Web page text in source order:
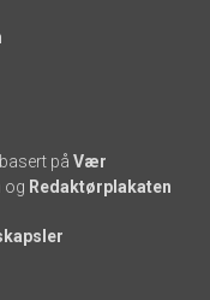
på Vær
og Redaktørplakaten